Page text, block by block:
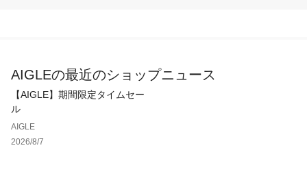
AIGLEの最近のショップニュース
【AIGLE】期間限定タイムセー
ル
AIGLE
2026/8/7